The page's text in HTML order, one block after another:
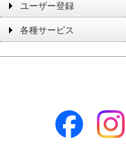
ユーザー登録
各種サービス